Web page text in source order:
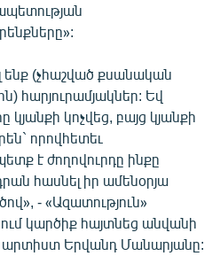
ենք (չհաշված քսանական
հարյուրամյակներ: Եվ
կոչվեց, բայց կյանքի
որովհետեւ
է ժողովուրդը ինքը
հասնել իր ամենօրյա
- «Ազատություն»
կարծիք հայտնեց անվանի
Երվանդ Մանարյանը: